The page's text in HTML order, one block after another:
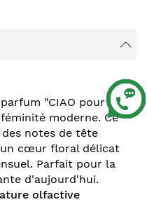
"CIAO pour
moderne. Ce
notes de tête
cœur floral délicat
Parfait pour la
d'aujourd'hui.
olfactive